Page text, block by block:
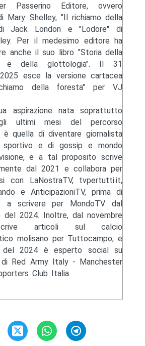
Passerino Editore, ovvero
Mary Shelley, "Il richiamo della
Jack London e "Lodore" di
Per il medesimo editore ha
anche il suo libro "Storia della
e della glottologia". Il 31
esce la versione cartacea
della foresta" per VJ
aspirazione nata soprattutto
ultimi mesi del percorso
è quella di diventare giornalista
sportivo e di gossip e mondo
e a tal proposito scrive
dal 2021 e collabora per
con LaNostraTV, tvpertutti.it,
e AnticipazioniTV, prima di
a scrivere per MondoTV dal
del 2024. Inoltre, dal novembre
articoli sul calcio
molisano per Tuttocampo, e
del 2024 è esperto social su
di Red Army Italy - Manchester
Club Italia.